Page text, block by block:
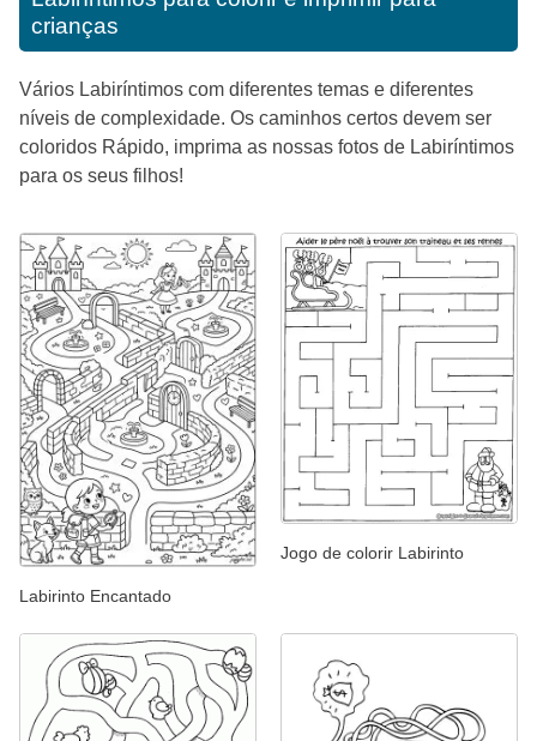
crianças
Vários Labiríntimos com diferentes temas e diferentes
níveis de complexidade. Os caminhos certos devem ser
coloridos Rápido, imprima as nossas fotos de Labiríntimos
para os seus filhos!
Labirinto Encantado
Jogo de colorir Labirinto